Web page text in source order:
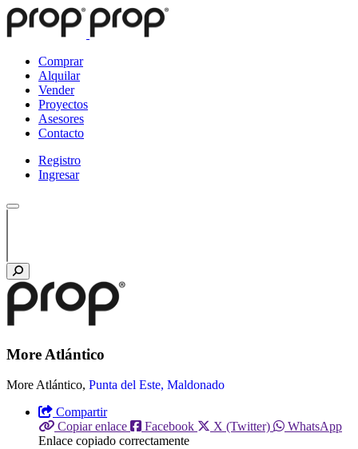
Comprar
Alquilar
Vender
Proyectos
Asesores
Contacto
Registro
Ingresar
More Atlántico
More Atlántico, Punta del Este, Maldonado
Compartir
Copiar enlace
Facebook X (Twitter)
WhatsApp
Enlace copiado correctamente